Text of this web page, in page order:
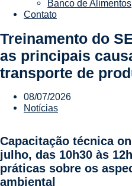
Banco de Alimentos
Contato
Treinamento do
as principais
transporte de
08/07/2026
Notícias
Capacitação técnica
julho, das 10h30 às
práticas sobre os
ambiental